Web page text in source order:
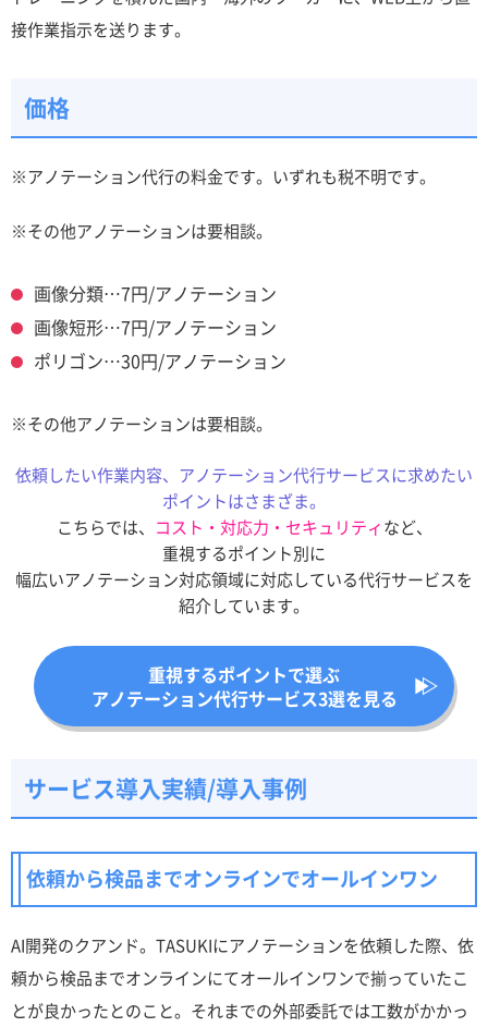
接作業指示を送ります。
価格
※アノテーション代行の料金です。いずれも税不明です。
※その他アノテーションは要相談。
画像分類…7円/アノテーション
画像短形…7円/アノテーション
ポリゴン…30円/アノテーション
※その他アノテーションは要相談。
依頼したい作業内容、アノテーション代行サービスに求めたい
ポイントはさまざま。
こちらでは、
コスト・対応力・セキュリティなど、
重視するポイント別に
幅広いアノテーション対応領域に対応している代行サービスを
紹介しています。
重視するポイントで選ぶ
アノテーション代行サービス3選を見る
サービス導入実績/導入事例
依頼から検品までオンラインでオールインワン
AI開発のクアンド。TASUKIにアノテーションを依頼した際、依
頼から検品までオンラインにてオールインワンで揃っていたこ
とが良かったとのこと。それまでの外部委託では工数がかかっ